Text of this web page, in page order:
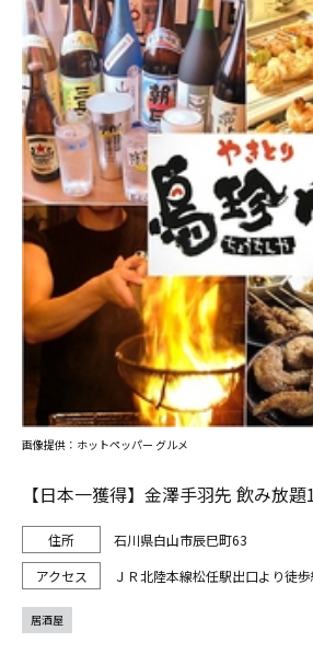
【日本一獲得】金澤手羽先 飲み放
石川県白山市辰巳町63
ＪＲ北陸本線松任駅出口より徒
画像提供：ホットペッパー グルメ
居酒屋